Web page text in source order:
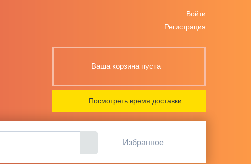
Войти
Регистрация
Ваша корзина пуста
Посмотреть время доставки
Избранное